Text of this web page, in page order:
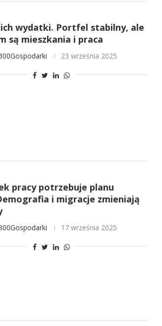
wydatki. Portfel stabilny, ale
są mieszkania i praca
23 września 2025
pracy potrzebuje planu
i migracje zmieniają
17 września 2025